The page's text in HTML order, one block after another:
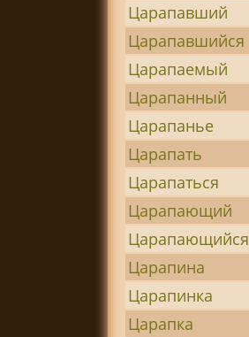
Царапавший
Царапавшийся
Царапаемый
Царапанный
Царапанье
Царапать
Царапаться
Царапающий
Царапающийся
Царапина
Царапинка
Царапка